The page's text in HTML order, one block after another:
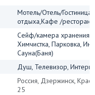
Мотель/Отель/
отдыха,Кафе /рестораны
Сейф/камера хранения,
Химчистка, Парковка,
Сауна(Баня)
Душ, Телевизор,
Россия, Дзержинск,
25